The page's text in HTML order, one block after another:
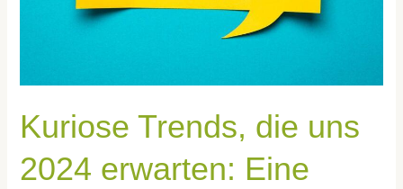
Kuriose Trends, die uns
2024 erwarten: Eine
humorvolle